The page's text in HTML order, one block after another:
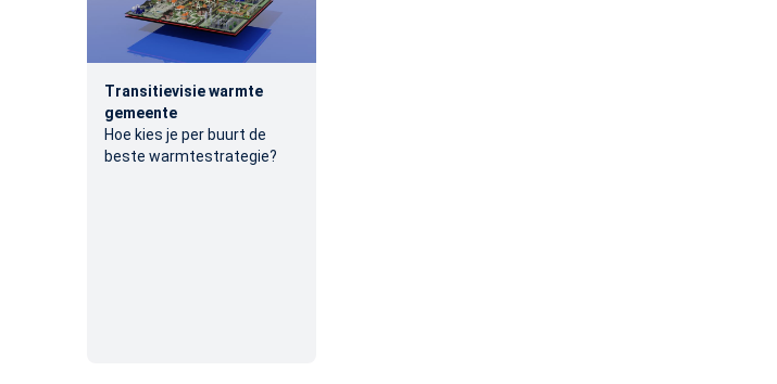
Transitievisie warmte
gemeente
Hoe kies je per buurt de
beste warmtestrategie?